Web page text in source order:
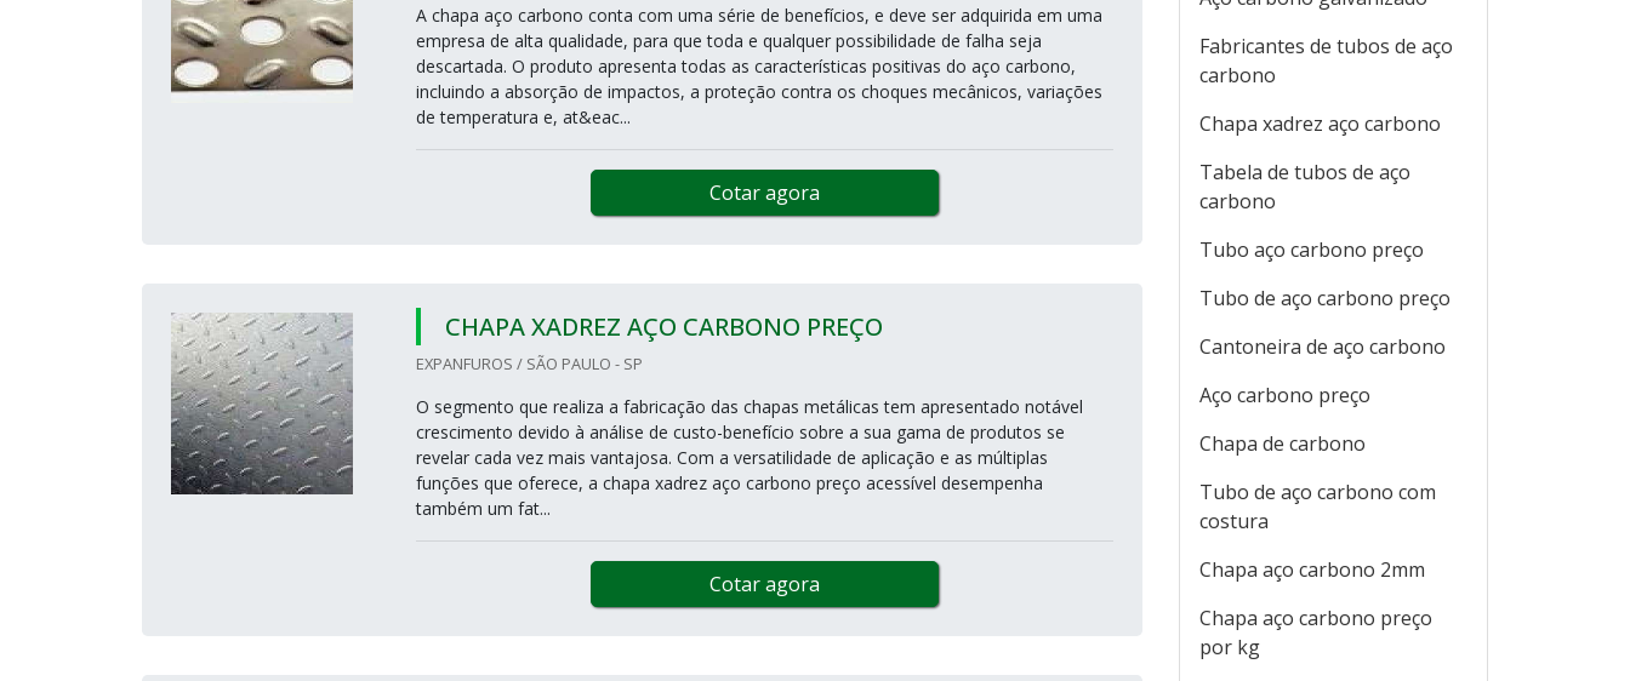
A chapa aço carbono conta com uma série de benefícios, e deve ser adquirida em uma
empresa de alta qualidade, para que toda e qualquer possibilidade de falha seja
descartada. O produto apresenta todas as características positivas do aço carbono,
incluindo a absorção de impactos, a proteção contra os choques mecânicos, variações
de temperatura e, at&eac...
Cotar agora
CHAPA XADREZ AÇO CARBONO PREÇO
EXPANFUROS / SÃO PAULO - SP
O segmento que realiza a fabricação das chapas metálicas tem apresentado notável
crescimento devido à análise de custo-benefício sobre a sua gama de produtos se
revelar cada vez mais vantajosa. Com a versatilidade de aplicação e as múltiplas
funções que oferece, a chapa xadrez aço carbono preço acessível desempenha
também um fat...
Cotar agora
Fabricantes de tubos de aço
carbono
Chapa xadrez aço carbono
Tabela de tubos de aço
carbono
Tubo aço carbono preço
Tubo de aço carbono preço
Cantoneira de aço carbono
Aço carbono preço
Chapa de carbono
Tubo de aço carbono com
costura
Chapa aço carbono 2mm
Chapa aço carbono preço
por kg